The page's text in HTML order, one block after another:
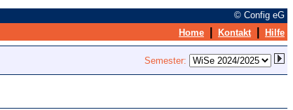
© Config eG
Home Kontakt Hilfe
Semester: